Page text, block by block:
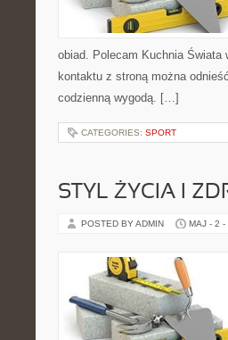
obiad. Polecam Kuchnia Świata
kontaktu z stroną można
codzienną wygodą. […]
CATEGORIES: SPORT
STYL ŻYCIA I
POSTED BY ADMIN MAJ - 2 -